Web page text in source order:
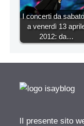
I concerti da
a venerdì 13
2012: da…
Il presente sito